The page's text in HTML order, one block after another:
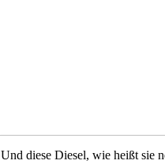
Und diese Diesel, wie heißt sie